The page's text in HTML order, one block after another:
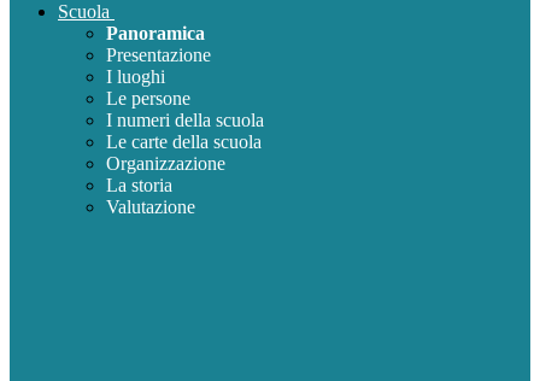
Scuola
Panoramica
Presentazione
I luoghi
Le persone
I numeri della scuola
Le carte della scuola
Organizzazione
La storia
Valutazione